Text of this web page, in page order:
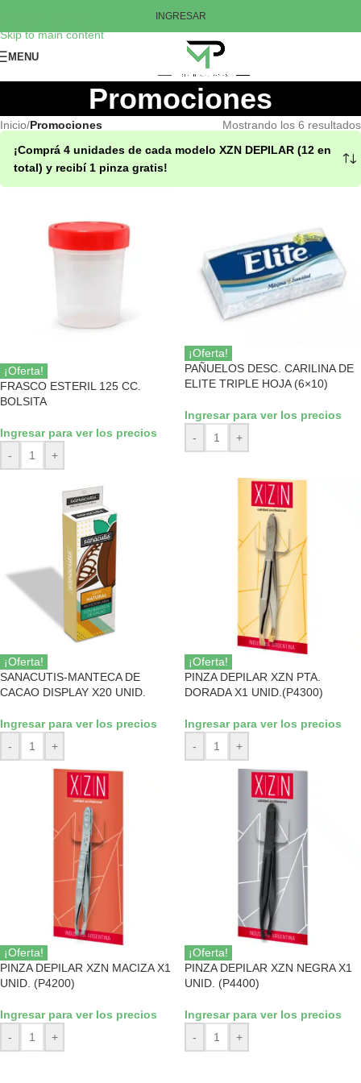
Skip to main content
INGRESAR
MENU
Promociones
Inicio/Promociones Mostrando los 6 resultados
Mostrar Barra de Categorías
¡Comprá 4 unidades de cada modelo XZN DEPILAR (12 en
total) y recibí 1 pinza gratis!
¡Oferta!
FRASCO ESTERIL 125 CC.
BOLSITA
Ingresar para ver los precios
-
+
¡Oferta!
PAÑUELOS DESC. CARILINA DE
ELITE TRIPLE HOJA (6×10)
Ingresar para ver los precios
-
+
¡Oferta!
SANACUTIS-MANTECA DE
CACAO DISPLAY X20 UNID.
Ingresar para ver los precios
-
+
¡Oferta!
PINZA DEPILAR XZN PTA.
DORADA X1 UNID.(P4300)
Ingresar para ver los precios
-
+
¡Oferta!
PINZA DEPILAR XZN MACIZA X1
UNID. (P4200)
Ingresar para ver los precios
-
+
¡Oferta!
PINZA DEPILAR XZN NEGRA X1
UNID. (P4400)
Ingresar para ver los precios
-
+